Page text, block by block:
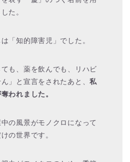
た。
「知的障害児」でした。
も、薬を飲んでも、リハビ
」と宣言をされたあと、私
われました。
の風景がモノクロになって
の世界です。